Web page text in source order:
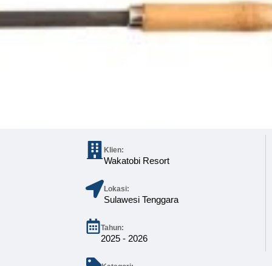
Klien:
Wakatobi Resort
Lokasi:
Sulawesi Tenggara
Tahun:
2025 - 2026